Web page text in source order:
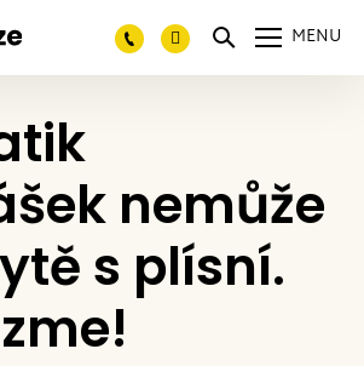
MENU
nemůže
s plísní.